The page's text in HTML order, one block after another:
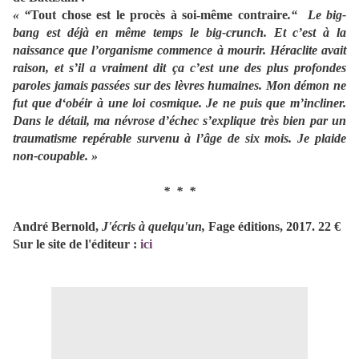
« “Tout chose est le procès à soi-même contraire.“ Le big-
bang est déjà en même temps le big-crunch. Et c’est à la
naissance que l’organisme commence à mourir. Héraclite avait
raison, et s’il a vraiment dit ça c’est une des plus profondes
paroles jamais passées sur des lèvres humaines. Mon démon ne
fut que d‘obéir à une loi cosmique. Je ne puis que m’incliner.
Dans le détail, ma névrose d’échec s’explique très bien par un
traumatisme repérable survenu à l’âge de six mois. Je plaide
non-coupable. »
* * *
André Bernold, J'écris à quelqu'un, Fage éditions, 2017. 22 €
Sur le site de l'éditeur : ici